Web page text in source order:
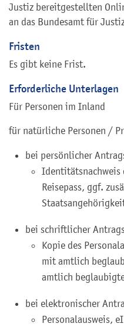
Justiz bereitgestellten
an das Bundesamt für
Fristen
Es gibt keine Frist.
Erforderliche Unterlagen
Für Personen im Inland
für natürliche Personen /
bei persönlicher
Identitätsnachweis
Reisepass, ggf.
bei schriftlicher
Kopie des
mit amtlich
amtlich
bei elektronischer
Personalausweis,